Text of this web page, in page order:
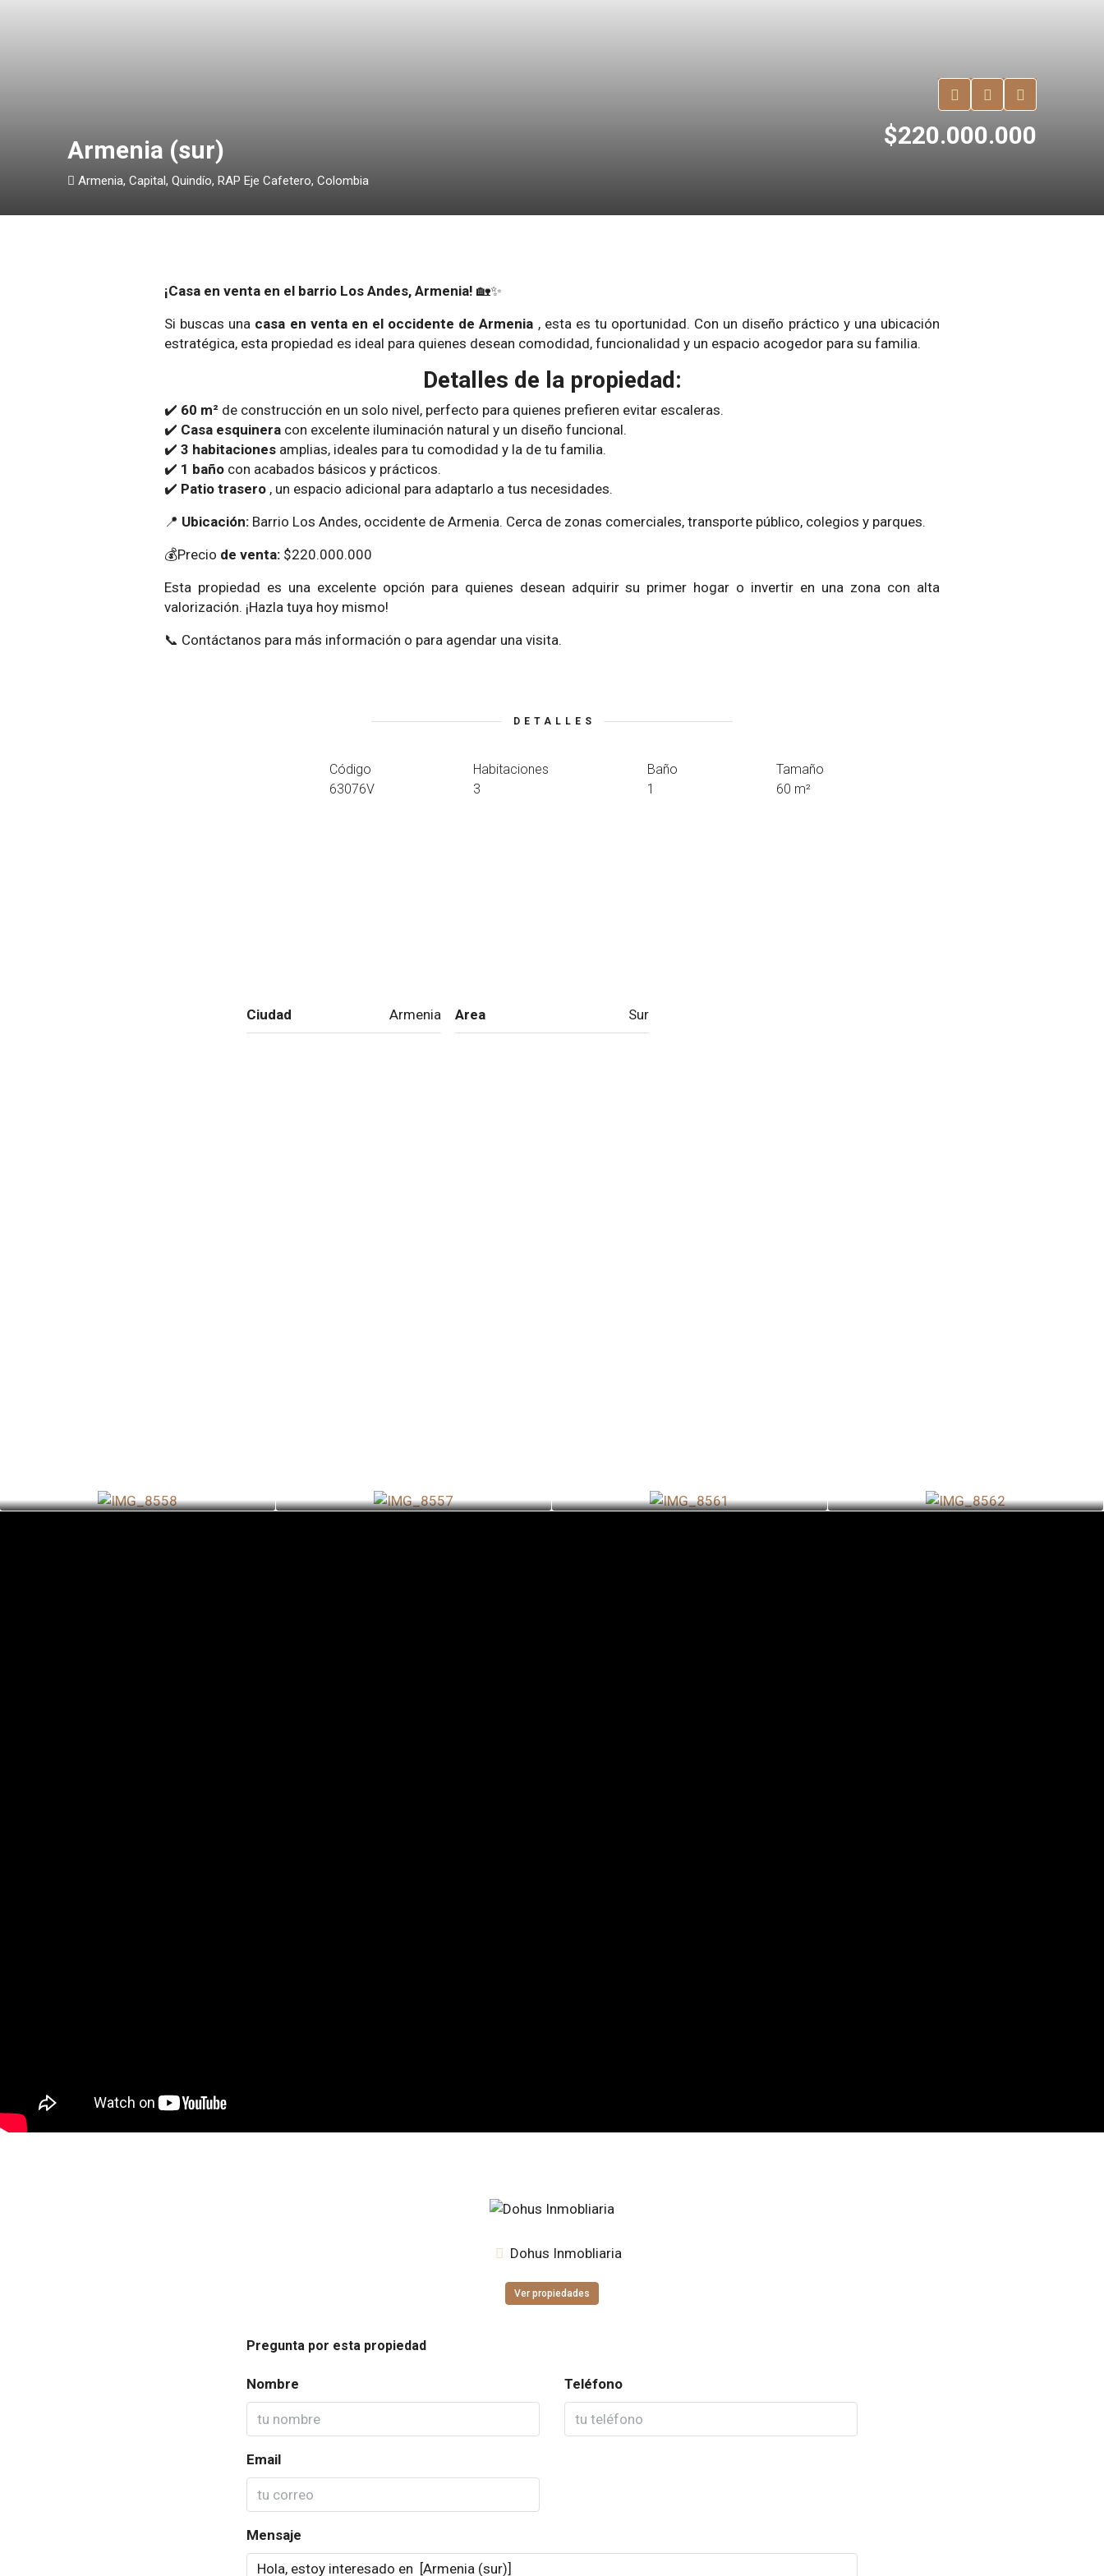
Armenia (sur)
$220.000.000
Armenia, Capital, Quindío, RAP Eje Cafetero, Colombia
¡Casa en venta en el barrio Los Andes, Armenia! 🏡✨
Si buscas una casa en venta en el occidente de Armenia , esta es tu oportunidad. Con un diseño práctico y una ubicación
estratégica, esta propiedad es ideal para quienes desean comodidad, funcionalidad y un espacio acogedor para su familia.
Detalles de la propiedad:
✔️ 60 m² de construcción en un solo nivel, perfecto para quienes prefieren evitar escaleras.
✔️ Casa esquinera con excelente iluminación natural y un diseño funcional.
✔️ 3 habitaciones amplias, ideales para tu comodidad y la de tu familia.
✔️ 1 baño con acabados básicos y prácticos.
✔️ Patio trasero , un espacio adicional para adaptarlo a tus necesidades.
📍 Ubicación: Barrio Los Andes, occidente de Armenia. Cerca de zonas comerciales, transporte público, colegios y parques.
💰Precio de venta: $220.000.000
Esta propiedad es una excelente opción para quienes desean adquirir su primer hogar o invertir en una zona con alta
valorización. ¡Hazla tuya hoy mismo!
📞 Contáctanos para más información o para agendar una visita.
DETALLES
Código
63076V
Habitaciones
3
Baño
1
Tamaño
60 m²
Ciudad Armenia Area Sur
Dohus Inmobliaria
Ver propiedades
Pregunta por esta propiedad
Nombre Teléfono
Email
Mensaje